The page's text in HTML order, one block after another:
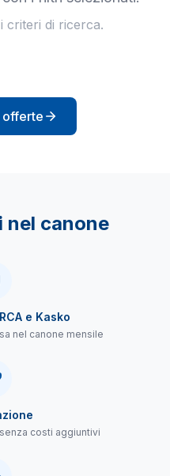
criteri di ricerca.
offerte
nel canone
e Kasko
nel canone mensile
costi aggiuntivi